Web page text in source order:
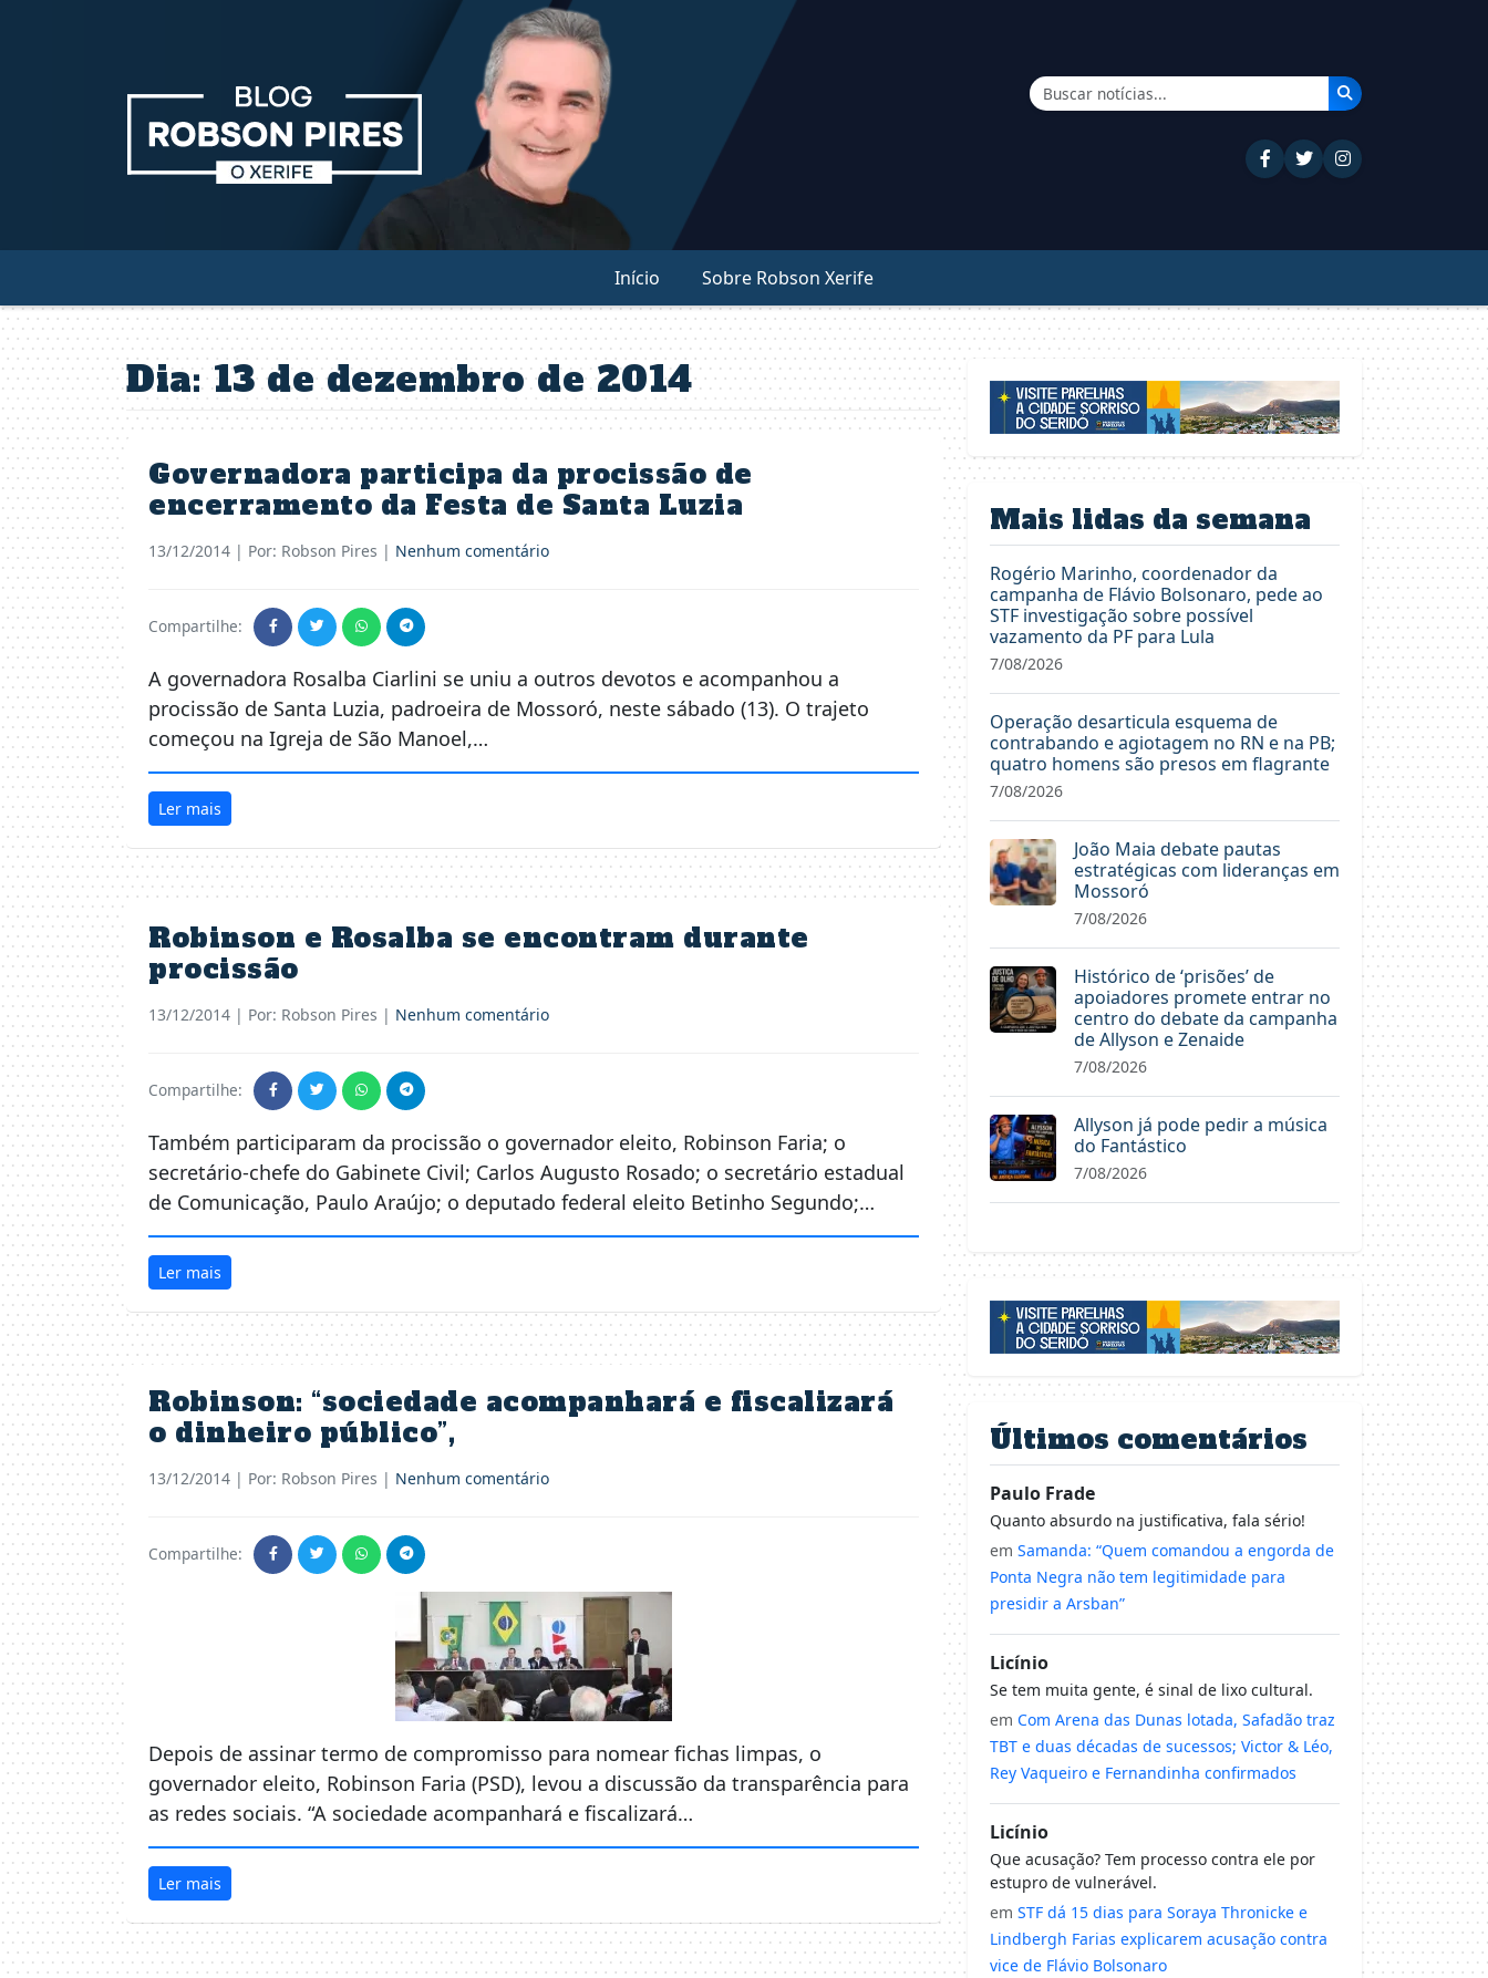
Início Sobre Robson Xerife
Dia:13 de dezembro de 2014
Governadora participa da procissão de
encerramento da Festa de Santa Luzia
13/12/2014 | Por: Robson Pires | Nenhum comentário
Compartilhe:
A governadora Rosalba Ciarlini se uniu a outros devotos e acompanhou a
procissão de Santa Luzia, padroeira de Mossoró, neste sábado (13). O trajeto
começou na Igreja de São Manoel,…
Ler mais
Robinson e Rosalba se encontram durante
procissão
13/12/2014 | Por: Robson Pires | Nenhum comentário
Compartilhe:
Também participaram da procissão o governador eleito, Robinson Faria; o
secretário-chefe do Gabinete Civil; Carlos Augusto Rosado; o secretário estadual
de Comunicação, Paulo Araújo; o deputado federal eleito Betinho Segundo;…
Ler mais
Robinson: “sociedade acompanhará e fiscalizará
o dinheiro público”,
13/12/2014 | Por: Robson Pires | Nenhum comentário
Compartilhe:
Depois de assinar termo de compromisso para nomear fichas limpas, o
governador eleito, Robinson Faria (PSD), levou a discussão da transparência para
as redes sociais. “A sociedade acompanhará e fiscalizará…
Ler mais
Mais lidas da semana
Rogério Marinho, coordenador da
campanha de Flávio Bolsonaro, pede ao
STF investigação sobre possível
vazamento da PF para Lula
7/08/2026
Operação desarticula esquema de
contrabando e agiotagem no RN e na PB;
quatro homens são presos em flagrante
7/08/2026
João Maia debate pautas
estratégicas com lideranças em
Mossoró
7/08/2026
Histórico de ‘prisões’ de
apoiadores promete entrar no
centro do debate da campanha
de Allyson e Zenaide
7/08/2026
Allyson já pode pedir a música
do Fantástico
7/08/2026
Últimos comentários
Paulo Frade
Quanto absurdo na justificativa, fala sério!
em Samanda: “Quem comandou a engorda de
Ponta Negra não tem legitimidade para
presidir a Arsban”
Licínio
Se tem muita gente, é sinal de lixo cultural.
em Com Arena das Dunas lotada, Safadão traz
TBT e duas décadas de sucessos; Victor & Léo,
Rey Vaqueiro e Fernandinha confirmados
Licínio
Que acusação? Tem processo contra ele por
estupro de vulnerável.
em STF dá 15 dias para Soraya Thronicke e
Lindbergh Farias explicarem acusação contra
vice de Flávio Bolsonaro